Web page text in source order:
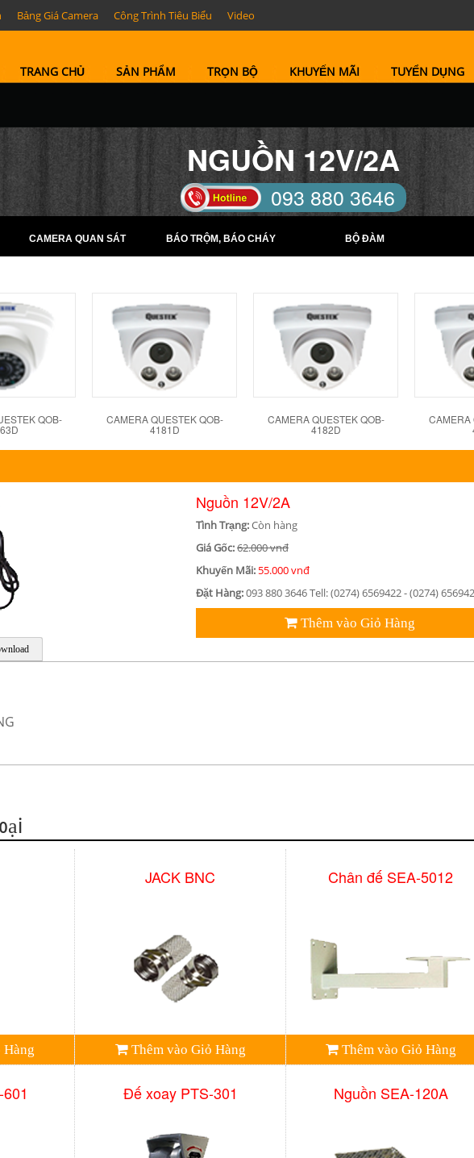
Bảng Giá Camera Công Trình Tiêu Biểu Video
TRANG CHỦ SẢN PHẨM TRỌN BỘ KHUYẾN MÃI TUYỂN DỤNG
NGUỒN 12V/2A
093 880 3646
TELL: (0274) 6569422 -
(0274) 6569423
CAMERA QUAN SÁT BÁO TRỘM, BÁO CHÁY BỘ ĐÀM
QOB- CAMERA QUESTEK QOB-
4181D
CAMERA QUESTEK QOB-
4182D
CAMERA
Nguồn 12V/2A
Tình Trạng:Còn hàng
Giá Gốc:62.000 vnđ
Khuyến Mãi: 55.000 vnđ
Đặt Hàng:093 880 3646 Tell: (0274) 6569422 - (0274)
Thêm vào Giỏ Hàng
Hàng
JACK BNC
Thêm vào Giỏ Hàng
Chân đế SEA-5012
Thêm vào Giỏ Hàng
Đế xoay PTS-301 Nguồn SEA-120A